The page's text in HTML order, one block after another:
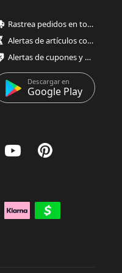
Rastrea pedidos en todo momento
Alertas de artículos con poco stock
Alertas de cupones y ofertas
Descargar en
Google Play